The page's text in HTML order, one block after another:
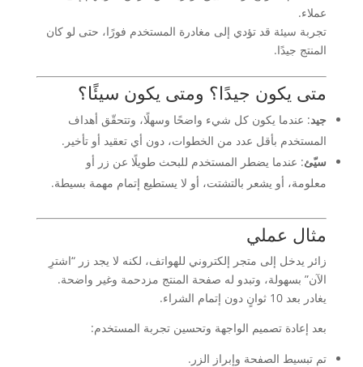
عملاء.
تجربة سيئة قد تؤدي إلى مغادرة المستخدم فورًا، حتى لو كان
المنتج جيدًا.
متى يكون جيدًا؟ ومتى يكون سيئًا؟
جيد: عندما يكون كل شيء واضحًا وسهلًا، وتتحقّق أهداف
المستخدم بأقل عدد من الخطوات، دون أي تعقيد أو تأخير.
سيّئ: عندما يضطر المستخدم للبحث طويلًا عن زر أو
معلومة، أو يشعر بالتشتت، أو لا يستطيع إتمام مهمة بسيطة.
مثال عملي
زائر يدخل إلى متجر إلكتروني للهواتف، لكنه لا يجد زر “اشترِ
الآن” بسهولة، وتبدو له صفحة المنتج مزدحمة وغير واضحة.
يغادر بعد 10 ثوانٍ دون إتمام الشراء.
بعد إعادة تصميم الواجهة وتحسين تجربة المستخدم:
تم تبسيط الصفحة وإبراز الزر.